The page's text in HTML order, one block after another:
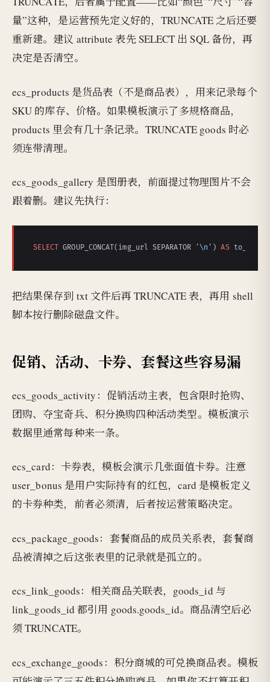
量”这种，是运营预先定义好的，TRUNCATE 之后还要
重新建。建议 attribute 表先 SELECT 出 SQL 备份，再
决定是否清空。
ecs_products 是货品表（不是商品表），用来记录每个
SKU 的库存、价格。如果模板演示了多规格商品，
products 里会有几十条记录。TRUNCATE goods 时必
须连带清理。
ecs_goods_gallery 是图册表，前面提过物理图片不会
跟着删。建议先执行：
SELECT GROUP_CONCAT(img_url SEPARATOR '\n' ) AS
把结果保存到 txt 文件后再 TRUNCATE 表，再用 shell
脚本按行删除磁盘文件。
促销、活动、卡券、套餐这些容易漏
ecs_goods_activity：促销活动主表，包含限时抢购、
团购、夺宝奇兵、积分换购四种活动类型。模板演示
数据里通常每种来一条。
ecs_card：卡券表，模板会演示几张面值卡券。注意
user_bonus 是用户实际持有的红包，card 是模板定义
的卡券种类，前者必须清，后者按运营策略决定。
ecs_package_goods：套餐商品的成员关系表，套餐商
品被清掉之后这张表里的记录就是孤立的。
ecs_link_goods：相关商品关联表，goods_id 与
link_goods_id 都引用 goods.goods_id。商品清空后必
须 TRUNCATE。
ecs_exchange_goods：积分商城的可兑换商品表。模板